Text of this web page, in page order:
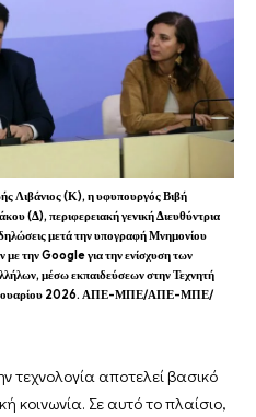
Λιβάνιος (Κ), η υφυπουργός Βιβή
(Δ), περιφερειακή γενική Διευθύντρια
μετά την υπογραφή Μνημονίου
την Google για την ενίσχυση των
μέσω εκπαιδεύσεων στην Τεχνητή
2026. ΑΠΕ-ΜΠΕ/ΑΠΕ-ΜΠΕ/
αποτελεί βασικό
κοινωνία. Σε αυτό το πλαίσιο,